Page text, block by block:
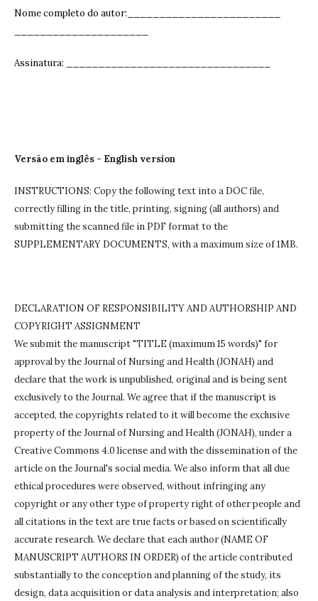
Nome completo do autor:________________________
Assinatura: ______________________________
Versão em inglês - English version
INSTRUCTIONS: Copy the following text into a DOC file,
correctly filling in the title, printing, signing (all authors) and
submitting the scanned file in PDF format to the
SUPPLEMENTARY DOCUMENTS, with a maximum size of 1MB.
DECLARATION OF RESPONSIBILITY AND AUTHORSHIP AND
COPYRIGHT ASSIGNMENT
We submit the manuscript "TITLE (maximum 15 words)" for
approval by the Journal of Nursing and Health (JONAH) and
declare that the work is unpublished, original and is being sent
exclusively to the Journal. We agree that if the manuscript is
accepted, the copyrights related to it will become the exclusive
property of the Journal of Nursing and Health (JONAH), under a
Creative Commons 4.0 license and with the dissemination of the
article on the Journal's social media. We also inform that all due
ethical procedures were observed, without infringing any
copyright or any other type of property right of other people and
all citations in the text are true facts or based on scientifically
accurate research. We declare that each author (NAME OF
MANUSCRIPT AUTHORS IN ORDER) of the article contributed
substantially to the conception and planning of the study, its
design, data acquisition or data analysis and interpretation; also